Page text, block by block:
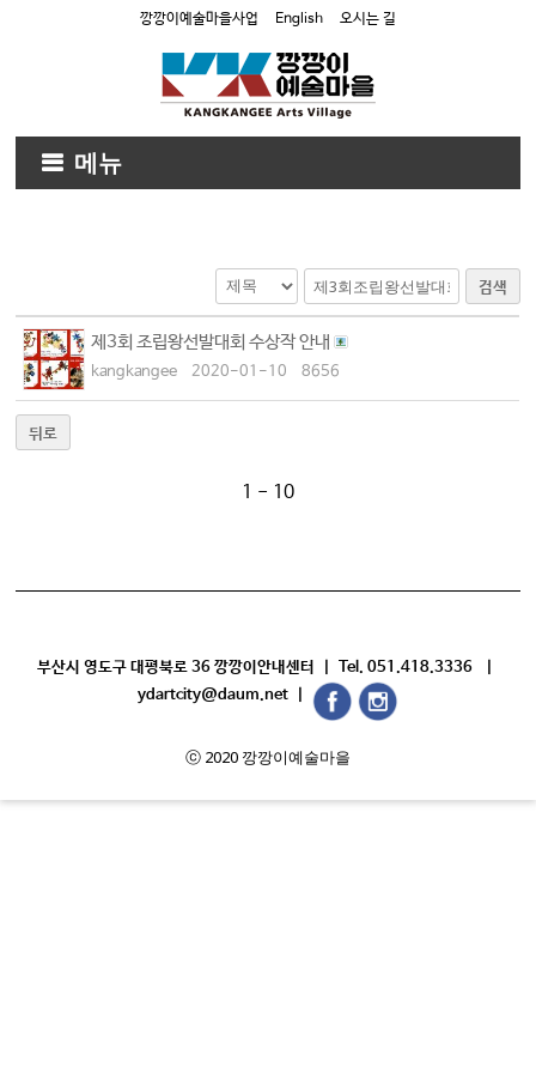
깡깡이예술마을사업 English 오시는 길
메뉴
검색
제3회 조립왕선발대회 수상작 안내
kangkangee 2020-01-10 8656
뒤로
1 - 10
부산시 영도구 대평북로 36 깡깡이안내센터 | Tel. 051.418.3336 |
ydartcity@daum.net |
ⓒ 2020 깡깡이예술마을